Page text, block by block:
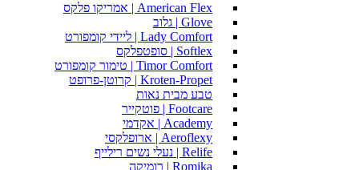
American Flex | אמריקו פלקס
Glove | גלוב
Lady Comfort | ליידי קומפורט
Softlex | סופטפלקס
Timor Comfort | טימור קומפורט
Kroten-Propet | קרוטן-פרופט
טבע מבית נאות
Footcare | פוטקייר
Academy | אקדמי
Aeroflexy | ארופלקסי
Relife | נעלי נשים רילייף
Romika | רומיקה